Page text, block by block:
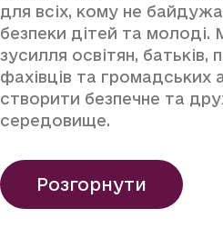
для всіх, кому не
безпеки дітей та молоді.
зусилля освітян, батьків,
фахівців та громадських
створити безпечне та
середовище.
Розгорнути